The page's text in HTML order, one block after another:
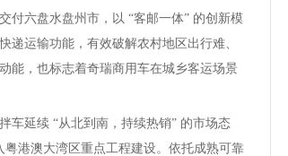
付六盘水盘州市，以 “客邮一体” 的创新模
递运输功能，有效破解农村地区出行难、
能，也标志着奇瑞商用车在城乡客运场景
车延续 “从北到南，持续热销” 的市场态
港澳大湾区重点工程建设。依托成熟可靠